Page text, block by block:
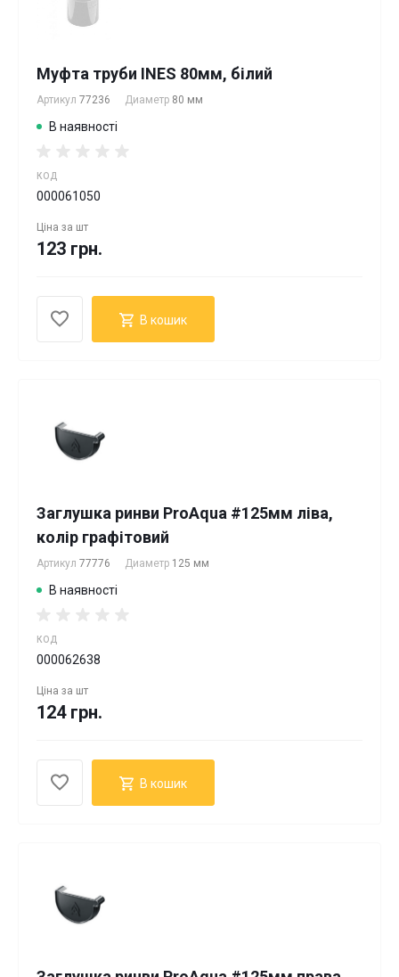
Муфта труби INES 80мм, білий
Артикул 77236 Диаметр 80 мм
В наявності
КОД
000061050
Ціна за шт
123 грн.
В кошик
Заглушка ринви ProAqua #125мм ліва,
колір графітовий
Артикул 77776 Диаметр 125 мм
В наявності
КОД
000062638
Ціна за шт
124 грн.
В кошик